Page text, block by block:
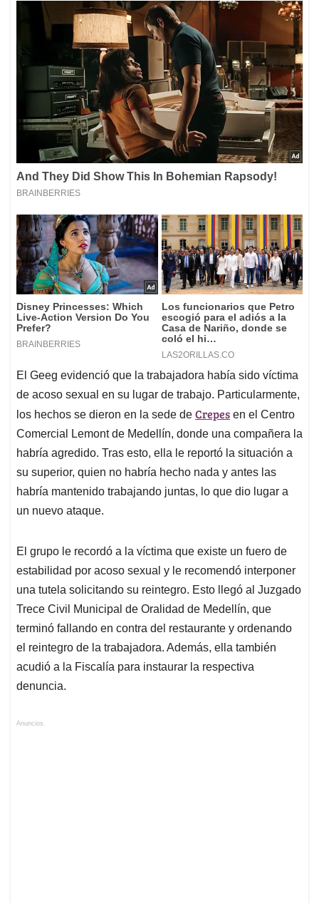
El Geeg evidenció que la trabajadora había sido víctima
de acoso sexual en su lugar de trabajo. Particularmente,
los hechos se dieron en la sede de Crepes en el Centro
Comercial Lemont de Medellín, donde una compañera la
habría agredido. Tras esto, ella le reportó la situación a
su superior, quien no habría hecho nada y antes las
habría mantenido trabajando juntas, lo que dio lugar a
un nuevo ataque.
El grupo le recordó a la víctima que existe un fuero de
estabilidad por acoso sexual y le recomendó interponer
una tutela solicitando su reintegro. Esto llegó al Juzgado
Trece Civil Municipal de Oralidad de Medellín, que
terminó fallando en contra del restaurante y ordenando
el reintegro de la trabajadora. Además, ella también
acudió a la Fiscalía para instaurar la respectiva
denuncia.
Anuncios.